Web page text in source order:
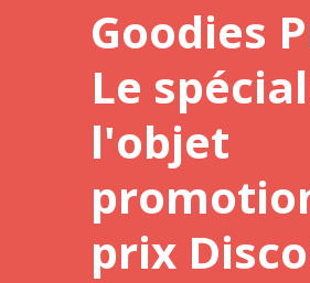
Goodies
Le
l'objet
prix